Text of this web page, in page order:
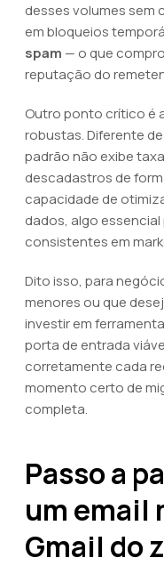
desses volumes sem
em bloqueios
spam — o que
reputação do
Outro ponto crítico é
robustas. Diferente
padrão não exibe
descadastros de
capacidade de
dados, algo
consistentes em
Dito isso, para
menores ou que
investir em
porta de entrada
corretamente cada
momento certo de
completa.
Passo a
um email
Gmail do